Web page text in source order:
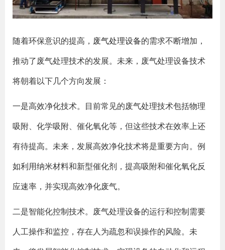
随着环保意识的提高， 废气处理设备的需求不断增加，
推动了废气处理技术的发展。未来，废气处理设备技术
将朝着以下几个方向发展：
一是高效净化技术。目前常见的废气处理技术包括物理
吸附、化学吸附、催化氧化等，但这些技术在效率上还
有待提高。未来，发展高效净化技术将是重要方向。例
如利用纳米材料和新型催化剂，提高吸附和催化氧化反
应速率，并实现高效净化废气。
二是智能化控制技术。废气处理设备的运行和控制需要
人工操作和监控，存在人为疏忽和误操作的风险。未